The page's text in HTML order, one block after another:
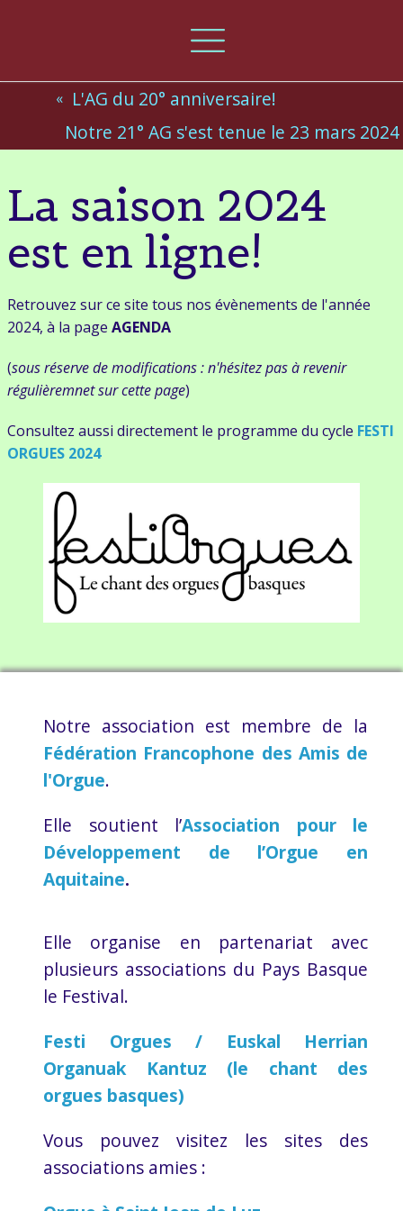
Les
Orgues
d'Urrugne
Accueil
Orgue
Galerie
photo
Agenda
Adhésions
L'AG du 20° anniversaire!
Notre 21° AG s'est tenue le 23 mars 2024
La saison 2024
est en ligne!
Retrouvez sur ce site tous nos évènements de l'année
2024, à la page AGENDA
(sous réserve de modifications : n'hésitez pas à revenir
régulièremnet sur cette page)
Consultez aussi directement le programme du cycle FESTI
ORGUES 2024
Notre association est membre de la
Fédération Francophone des Amis de
l'Orgue.
Elle soutient l’Association pour le
Développement de l’Orgue en
Aquitaine.
Elle organise en partenariat avec
plusieurs associations du Pays Basque
le Festival.
Festi Orgues / Euskal Herrian
Organuak Kantuz (le chant des
orgues basques)
Vous pouvez visitez les sites des
associations amies :